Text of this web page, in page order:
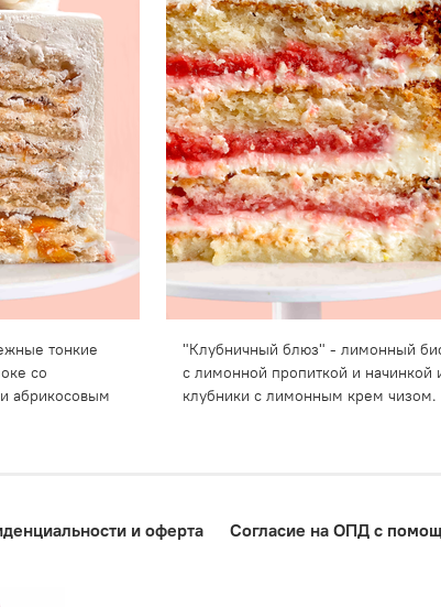
тонкие
со
абрикосовым
"Клубничный блюз" - лимонный
с лимонной пропиткой и начинкой
клубники с лимонным крем чизом.
и оферта Согласие на ОПД с